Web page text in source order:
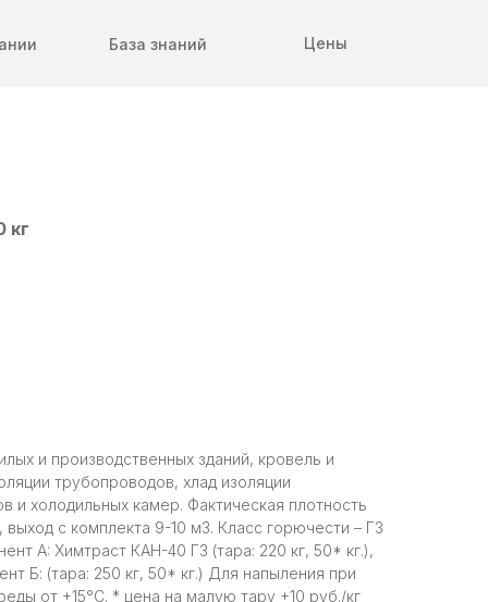
База знаний Цены
кг
и производственных зданий, кровель и
трубопроводов, хлад изоляции
и холодильных камер. Фактическая плотность
выход с комплекта 9-10 м3. Класс горючести – Г3
A: Химтраст КАН-40 Г3 (тара: 220 кг, 50* кг.),
Б: (тара: 250 кг, 50* кг.) Для напыления при
от +15°C. * цена на малую тару +10 руб./кг